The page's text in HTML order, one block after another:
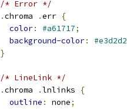
/* Error */
.chroma .err {
color: #a61717;
background-color:
#e3d2d2
}
/* LineLink */
.chroma .lnlinks
{
outline : none;